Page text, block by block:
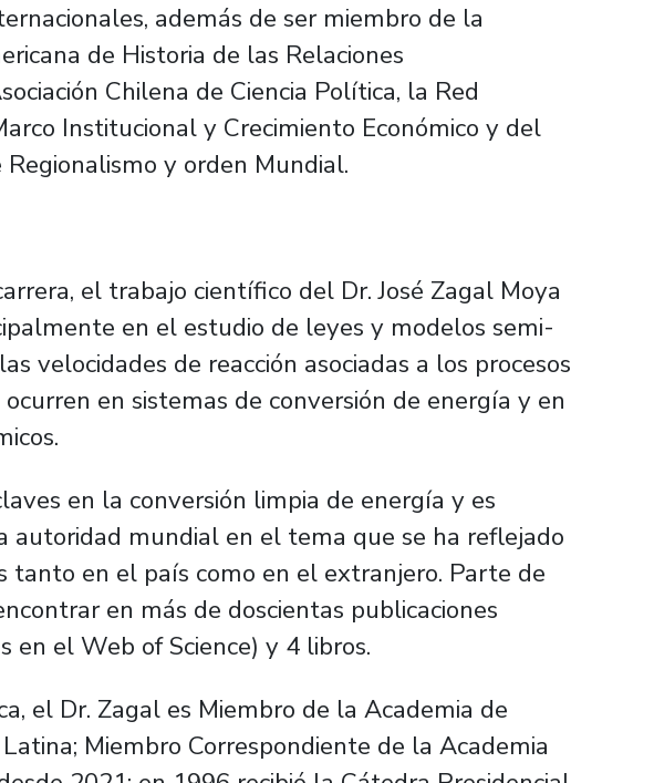
además de ser miembro de la
de Historia de las Relaciones
Chilena de Ciencia Política, la Red
Institucional y Crecimiento Económico y del
y orden Mundial.
el trabajo científico del Dr. José Zagal Moya
en el estudio de leyes y modelos semi-
velocidades de reacción asociadas a los procesos
en sistemas de conversión de energía y en
en la conversión limpia de energía y es
autoridad mundial en el tema que se ha reflejado
tanto en el país como en el extranjero. Parte de
en más de doscientas publicaciones
en el Web of Science) y 4 libros.
el Dr. Zagal es Miembro de la Academia de
Miembro Correspondiente de la Academia